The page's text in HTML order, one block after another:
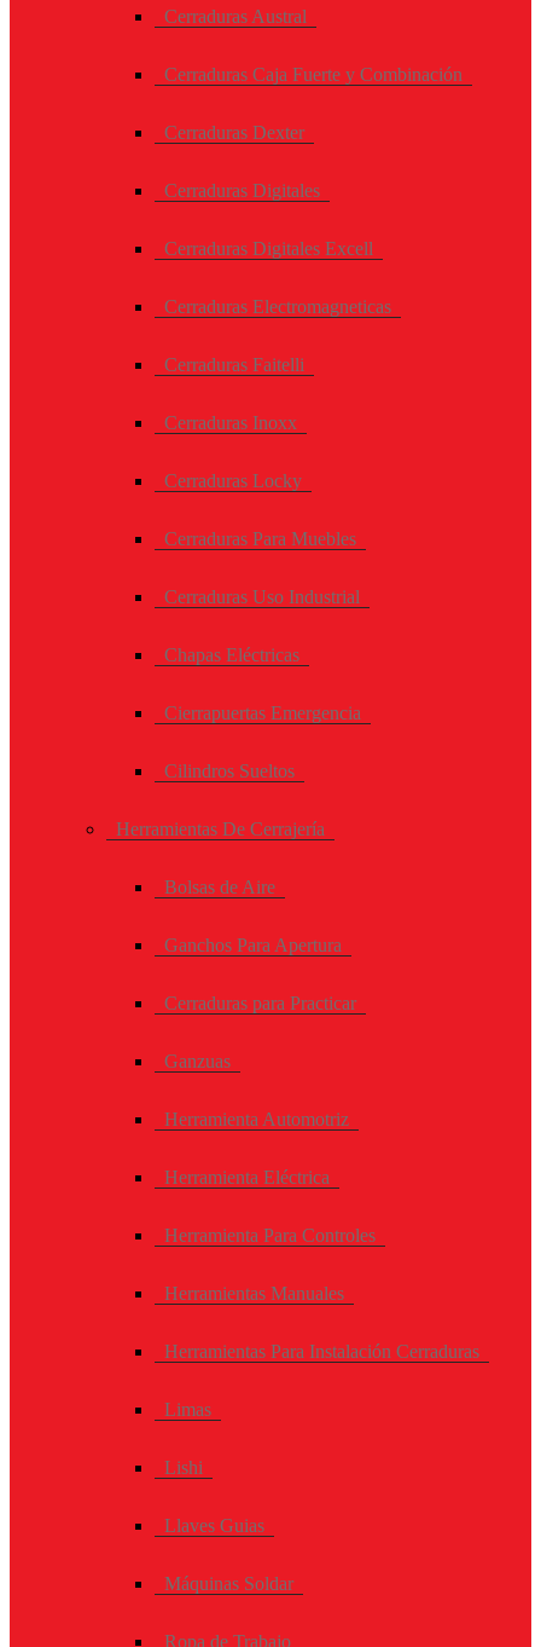
Cerraduras Austral
Cerraduras Caja Fuerte y Combinación
Cerraduras Dexter
Cerraduras Digitales
Cerraduras Digitales Excell
Cerraduras Electromagneticas
Cerraduras Faitelli
Cerraduras Inoxx
Cerraduras Locky
Cerraduras Para Muebles
Cerraduras Uso Industrial
Chapas Eléctricas
Cierrapuertas Emergencia
Cilindros Sueltos
Herramientas De Cerrajería
Bolsas de Aire
Ganchos Para Apertura
Cerraduras para Practicar
Ganzuas
Herramienta Automotriz
Herramienta Eléctrica
Herramienta Para Controles
Herramientas Manuales
Herramientas Para Instalación Cerraduras
Limas
Lishi
Llaves Guias
Máquinas Soldar
Ropa de Trabajo